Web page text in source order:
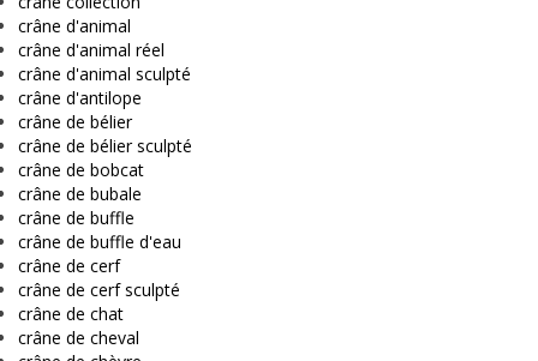
crâne d'animal
crâne d'animal réel
crâne d'animal sculpté
crâne d'antilope
crâne de bélier
crâne de bélier sculpté
crâne de bobcat
crâne de bubale
crâne de buffle
crâne de buffle d'eau
crâne de cerf
crâne de cerf sculpté
crâne de chat
crâne de cheval